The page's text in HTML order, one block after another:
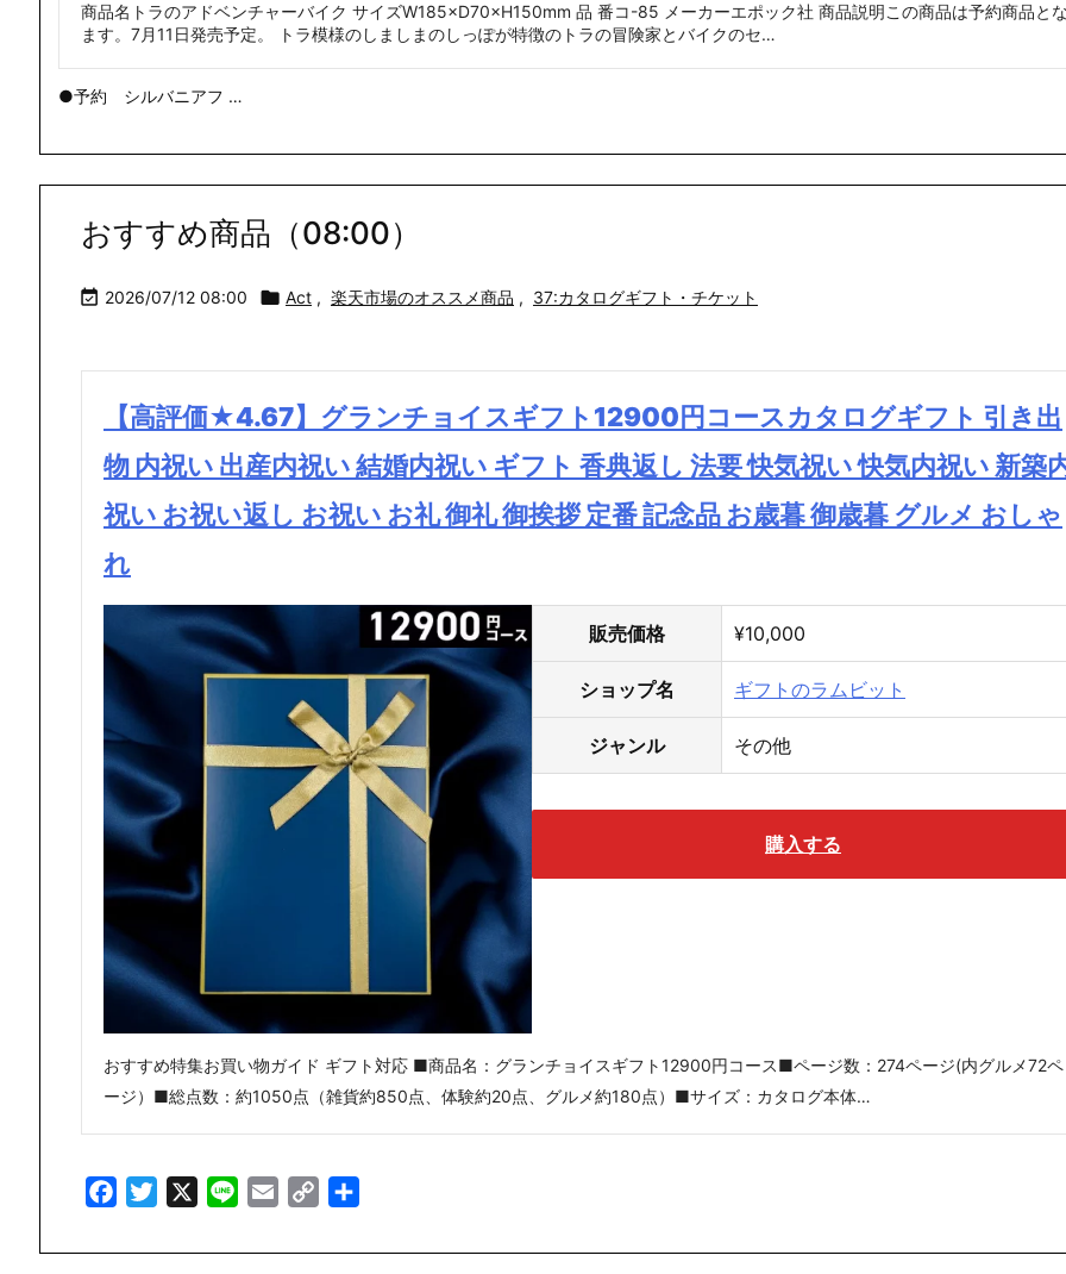
商品名トラのアドベンチャーバイク サイズW185×D70×H150mm 品 番コ-85 メーカーエポック社 商品説明この商品は予約商品と
ます。7月11日発売予定。 トラ模様のしましまのしっぽが特徴のトラの冒険家とバイクのセ…
●予約 シルバニアフ …
おすすめ商品（08:00）
 2026/07/12 08:00  Act , 楽天市場のオススメ商品 , 37:カタログギフト・チケット
【高評価★4.67】グランチョイスギフト12900円コースカタログギフト 引き出
物 内祝い 出産内祝い 結婚内祝い ギフト 香典返し 法要 快気祝い 快気内祝い 新築
祝い お祝い返し お祝い お礼 御礼 御挨拶 定番 記念品 お歳暮 御歳暮 グルメ おしゃ
れ
販売価格 ¥10,000
ショップ名 ギフトのラムビット
ジャンル その他
購入する
おすすめ特集お買い物ガイド ギフト対応 ■商品名：グランチョイスギフト12900円コース■ページ数：274ページ(内グルメ72ペ
ージ）■総点数：約1050点（雑貨約850点、体験約20点、グルメ約180点）■サイズ：カタログ本体…
FacebookTwitter Line Email
Copy